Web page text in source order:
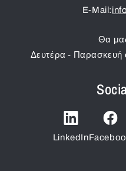
E-Mail:
Θα
Δευτέρα - Παρασκευή
LinkedIn